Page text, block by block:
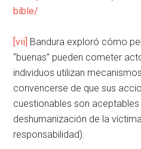
bible/
[vii] Bandura exploró cómo
“buenas” pueden cometer
individuos utilizan
convencerse de que sus
cuestionables son
deshumanización de la
responsabilidad).